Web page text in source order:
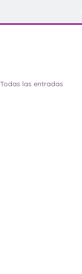
Todas las entradas